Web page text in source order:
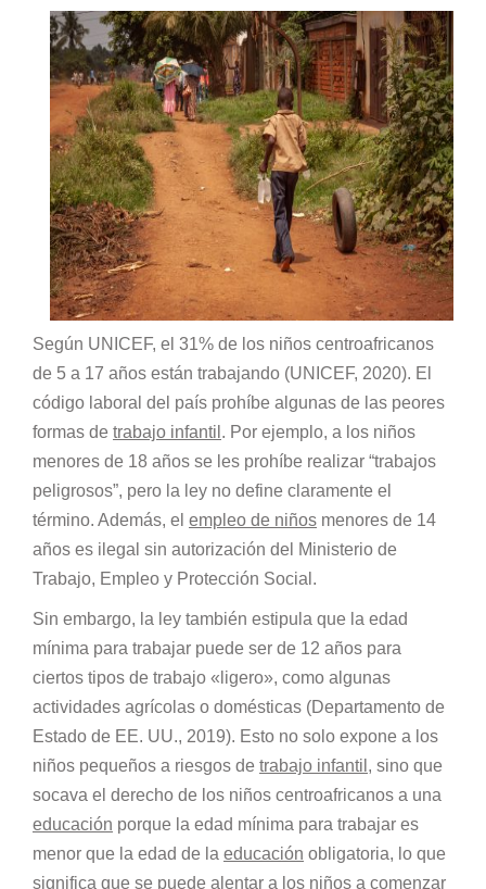
Según UNICEF, el 31% de los niños centroafricanos
de 5 a 17 años están trabajando (UNICEF, 2020). El
código laboral del país prohíbe algunas de las peores
formas de trabajo infantil . Por ejemplo, a los niños
menores de 18 años se les prohíbe realizar “trabajos
peligrosos”, pero la ley no define claramente el
término. Además, el empleo de niños menores de 14
años es ilegal sin autorización del Ministerio de
Trabajo, Empleo y Protección Social.
Sin embargo, la ley también estipula que la edad
mínima para trabajar puede ser de 12 años para
ciertos tipos de trabajo «ligero», como algunas
actividades agrícolas o domésticas (Departamento de
Estado de EE. UU., 2019). Esto no solo expone a los
niños pequeños a riesgos de trabajo infantil , sino que
socava el derecho de los niños centroafricanos a una
educación porque la edad mínima para trabajar es
menor que la edad de la educación obligatoria, lo que
significa que se puede alentar a los niños a comenzar